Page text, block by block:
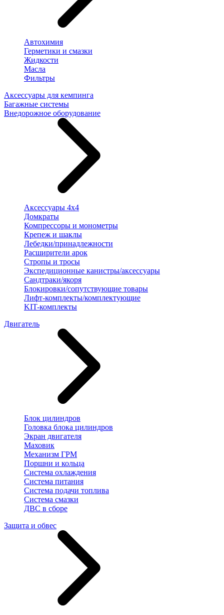
Автохимия
Герметики и смазки
Жидкости
Масла
Фильтры
Аксессуары для кемпинга
Багажные системы
Внедорожное оборудование
Аксессуары 4х4
Домкраты
Компрессоры и монометры
Крепеж и шаклы
Лебедки/принадлежности
Расширители арок
Стропы и тросы
Экспедиционные канистры/аксессуары
Сандтраки/якоря
Блокировки/сопутствующие товары
Лифт-комплекты/комплектующие
KIT-комплекты
Двигатель
Блок цилиндров
Головка блока цилиндров
Экран двигателя
Маховик
Механизм ГРМ
Поршни и кольца
Система охлаждения
Система питания
Система подачи топлива
Система смазки
ДВС в сборе
Защита и обвес